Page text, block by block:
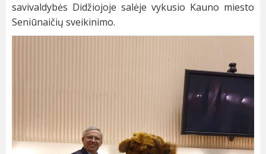
savivaldybės Didžiojoje salėje vykusio Kauno miesto
Seniūnaičių sveikinimo.